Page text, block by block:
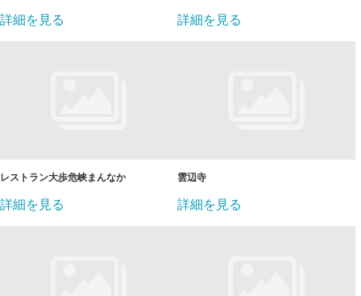
詳細を見る 詳細を見る
レストラン大歩危峡まんなか
詳細を見る
雲辺寺
詳細を見る